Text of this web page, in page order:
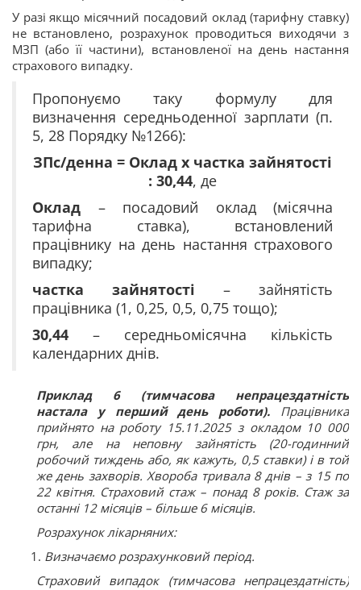
У разі якщо місячний посадовий оклад (тарифну ставку)
не встановлено, розрахунок проводиться виходячи з
МЗП (або її частини), встановленої на день настання
страхового випадку.
Пропонуємо таку формулу для
визначення середньоденної зарплати (п.
5, 28 Порядку №1266):
ЗПс/денна = Оклад х частка зайнятості
: 30,44, де
Оклад – посадовий оклад (місячна
тарифна ставка), встановлений
працівнику на день настання страхового
випадку;
частка зайнятості – зайнятість
працівника (1, 0,25, 0,5, 0,75 тощо);
30,44 – середньомісячна кількість
календарних днів.
Приклад 6 (тимчасова непрацездатність
настала у перший день роботи). Працівника
прийнято на роботу 15.11.2025 з окладом 10 000
грн, але на неповну зайнятість (20-годинний
робочий тиждень або, як кажуть, 0,5 ставки) і в той
же день захворів. Хвороба тривала 8 днів – з 15 по
22 квітня. Страховий стаж – понад 8 років. Стаж за
останні 12 місяців – більше 6 місяців.
Розрахунок лікарняних:
Визначаємо розрахунковий період.
Страховий випадок (тимчасова непрацездатність)